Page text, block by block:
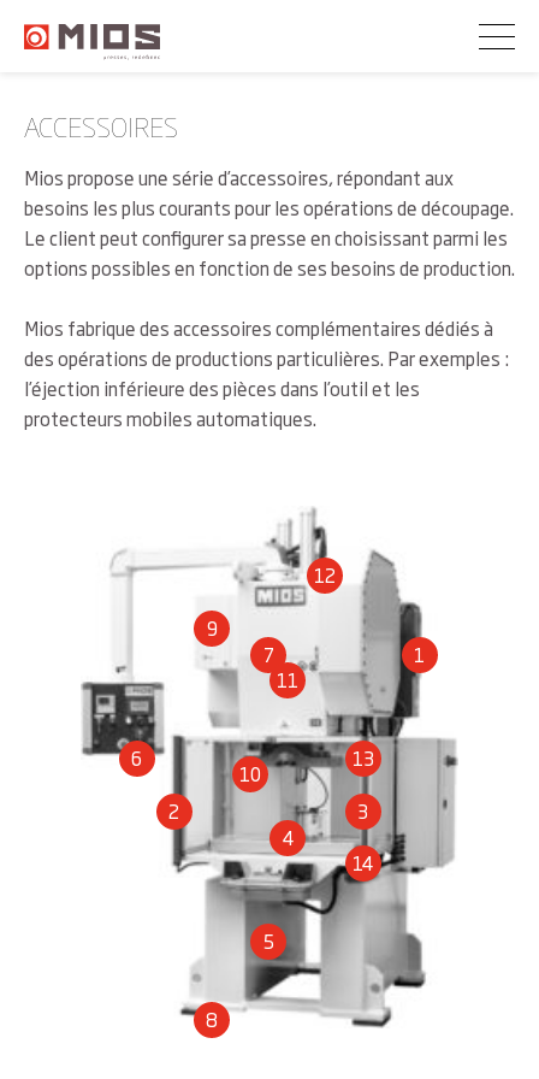
ACCESSOIRES
Mios propose une série d’accessoires, répondant aux
besoins les plus courants pour les opérations de découpage.
Le client peut configurer sa presse en choisissant parmi les
options possibles en fonction de ses besoins de production.
Mios fabrique des accessoires complémentaires dédiés à
des opérations de productions particulières. Par exemples :
l’éjection inférieure des pièces dans l’outil et les
protecteurs mobiles automatiques.
1
2
3
4
5
6
7
8
9
10
11
12
13
14